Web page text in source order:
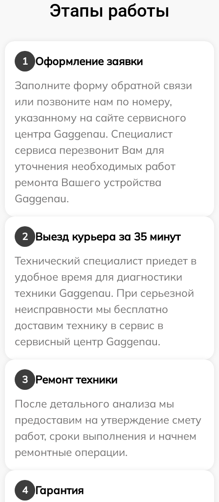
Этапы работы
1
Оформление заявки
Заполните форму обратной связи
или позвоните нам по номеру,
указанному на сайте сервисного
центра Gaggenau. Специалист
сервиса перезвонит Вам для
уточнения необходимых работ
ремонта Вашего устройства
Gaggenau.
2
Выезд курьера за 35 минут
Технический специалист приедет в
удобное время для диагностики
техники Gaggenau. При серьезной
неисправности мы бесплатно
доставим технику в сервис в
сервисный центр Gaggenau.
3
Ремонт техники
После детального анализа мы
предоставим на утверждение смету
работ, сроки выполнения и начнем
ремонтные операции.
4 Гарантия